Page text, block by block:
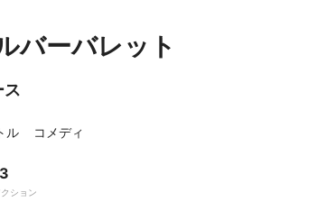
バーバレット
ス
ル コメディ
クション
3